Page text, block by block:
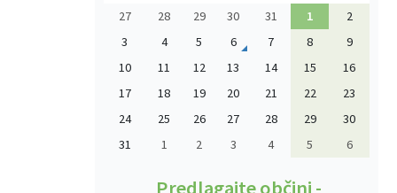
27 28 29 30 31 1
2
3
4 5 6 7 8
9
10
11 12 13 14 15
16
17
18 19 20 21 22
23
24
25 26 27 28 29
30
31
1 2 3 4 5 6
Predlagajte občini -